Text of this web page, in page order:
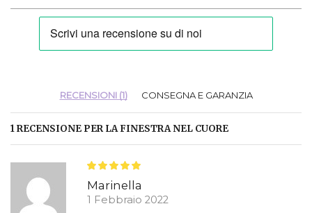
RECENSIONI (1) CONSEGNA E GARANZIA
1 RECENSIONE PERLA FINESTRA NEL CUORE
Marinella
1 Febbraio 2022